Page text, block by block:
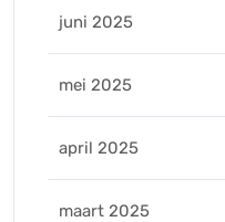
juni 2025
mei 2025
april 2025
maart 2025